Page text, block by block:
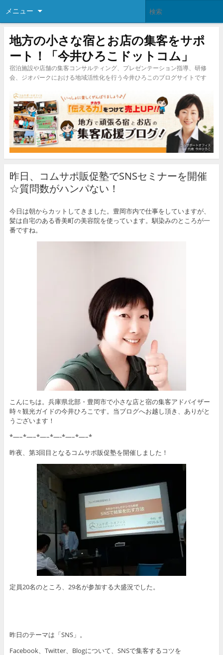
メニュー
地方の小さな宿とお店の集客をサポ
ート！「今井ひろこドットコム」
宿泊施設や店舗の集客コンサルティング、プレゼンテーション指導、研修
会、ジオパークにおける地域活性化を行う今井ひろこのブログサイトです
昨日、コムサポ販促塾でSNSセミナーを開催
☆質問数がハンパない！
今日は朝からカットしてきました。豊岡市内で仕事をしていますが、
髪は自宅のある香美町の美容院を使っています。馴染みのところが一
番ですね。
こんにちは。兵庫県北部・豊岡市で小さな店と宿の集客アドバイザー
時々観光ガイドの今井ひろこです。当ブログへお越し頂き、ありがと
うございます！
*—–*—–*—–*—-*—–*—–*
昨夜、第3回目となるコムサポ販促塾を開催しました！
定員20名のところ、29名が参加する大盛況でした。
昨日のテーマは「SNS」。
Facebook、Twitter、Blogについて、SNSで集客するコツを